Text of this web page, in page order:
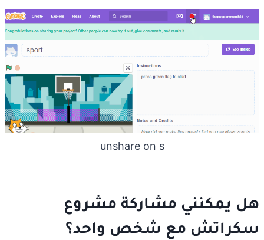
unshare on s
هل يمكنني مشاركة مشروع
سكراتش مع شخص واحد؟